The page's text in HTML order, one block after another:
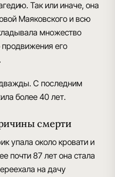
Так или иначе, она
Маяковского и всю
множество
продвижения его
.
С последним
более 40 лет.
смерти
упала около кровати и
почти 87 лет она стала
на дачу